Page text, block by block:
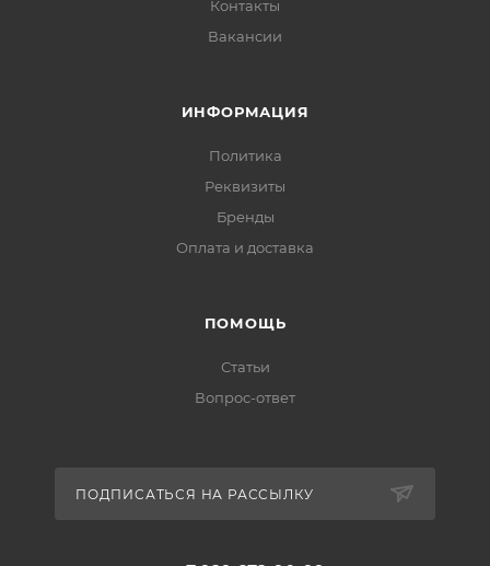
Контакты
Вакансии
ИНФОРМАЦИЯ
Политика
Реквизиты
Бренды
Оплата и доставка
ПОМОЩЬ
Статьи
Вопрос-ответ
ПОДПИСАТЬСЯ НА РАССЫЛКУ